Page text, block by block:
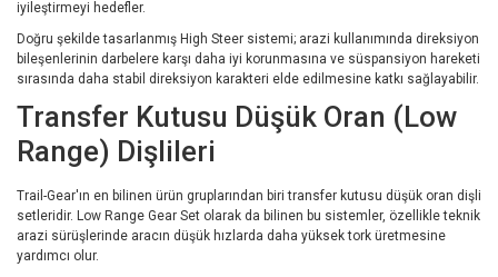
iyileştirmeyi hedefler.
Doğru şekilde tasarlanmış High Steer sistemi; arazi kullanımında direksiyon
bileşenlerinin darbelere karşı daha iyi korunmasına ve süspansiyon hareketi
sırasında daha stabil direksiyon karakteri elde edilmesine katkı sağlayabilir.
Transfer Kutusu Düşük Oran (Low
Range) Dişlileri
Trail-Gear'ın en bilinen ürün gruplarından biri transfer kutusu düşük oran dişli
setleridir. Low Range Gear Set olarak da bilinen bu sistemler, özellikle teknik
arazi sürüşlerinde aracın düşük hızlarda daha yüksek tork üretmesine
yardımcı olur.